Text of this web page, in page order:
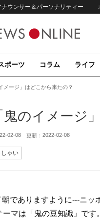
ナウンサー＆パーソナリティー
ポーツ コラム ライフ
メージ」はどこから来たの？
のイメージ
02-08 更新： 2022-02-08
ゃい
でありますように---ニッ
マは「鬼の豆知識」です。